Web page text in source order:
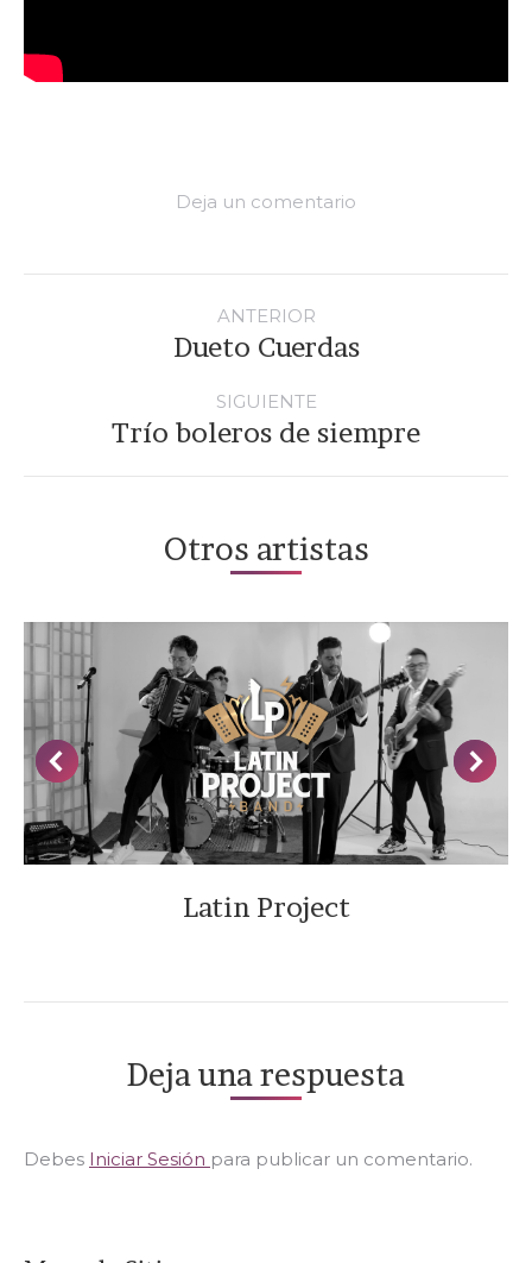
Deja un comentario
Navegación
ANTERIOR
Proyecto
Dueto Cuerdas
SIGUIENTE
Proyecto
Trío boleros de siempre
Otros artistas
Latin Project
Deja una respuesta
Debes Iniciar Sesión para publicar un comentario.